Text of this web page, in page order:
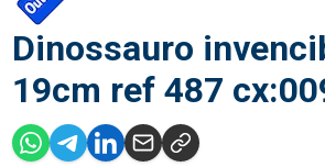
Dinossauro
19cm ref 487